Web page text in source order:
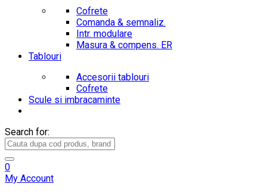
Cofrete
Comanda & semnaliz.
Intr. modulare
Masura & compens. ER
Tablouri
Accesorii tablouri
Cofrete
Scule si imbracaminte
Search for:
0
My Account